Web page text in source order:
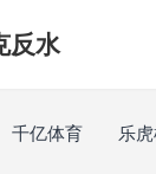
反水
千亿体育 乐